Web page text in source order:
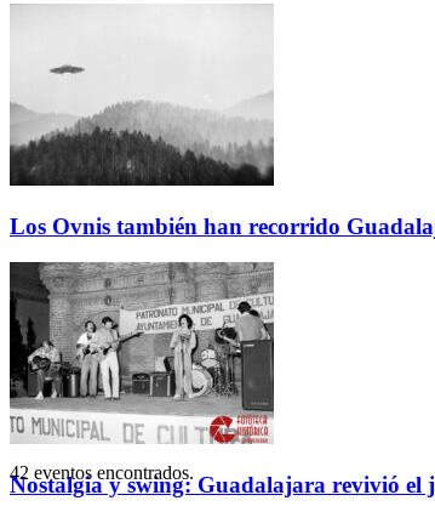
Los Ovnis también han recorrido
Nostalgia y swing: Guadalajara revivió el
42 eventos encontrados.